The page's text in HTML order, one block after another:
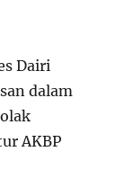
Dairi
dalam
AKBP